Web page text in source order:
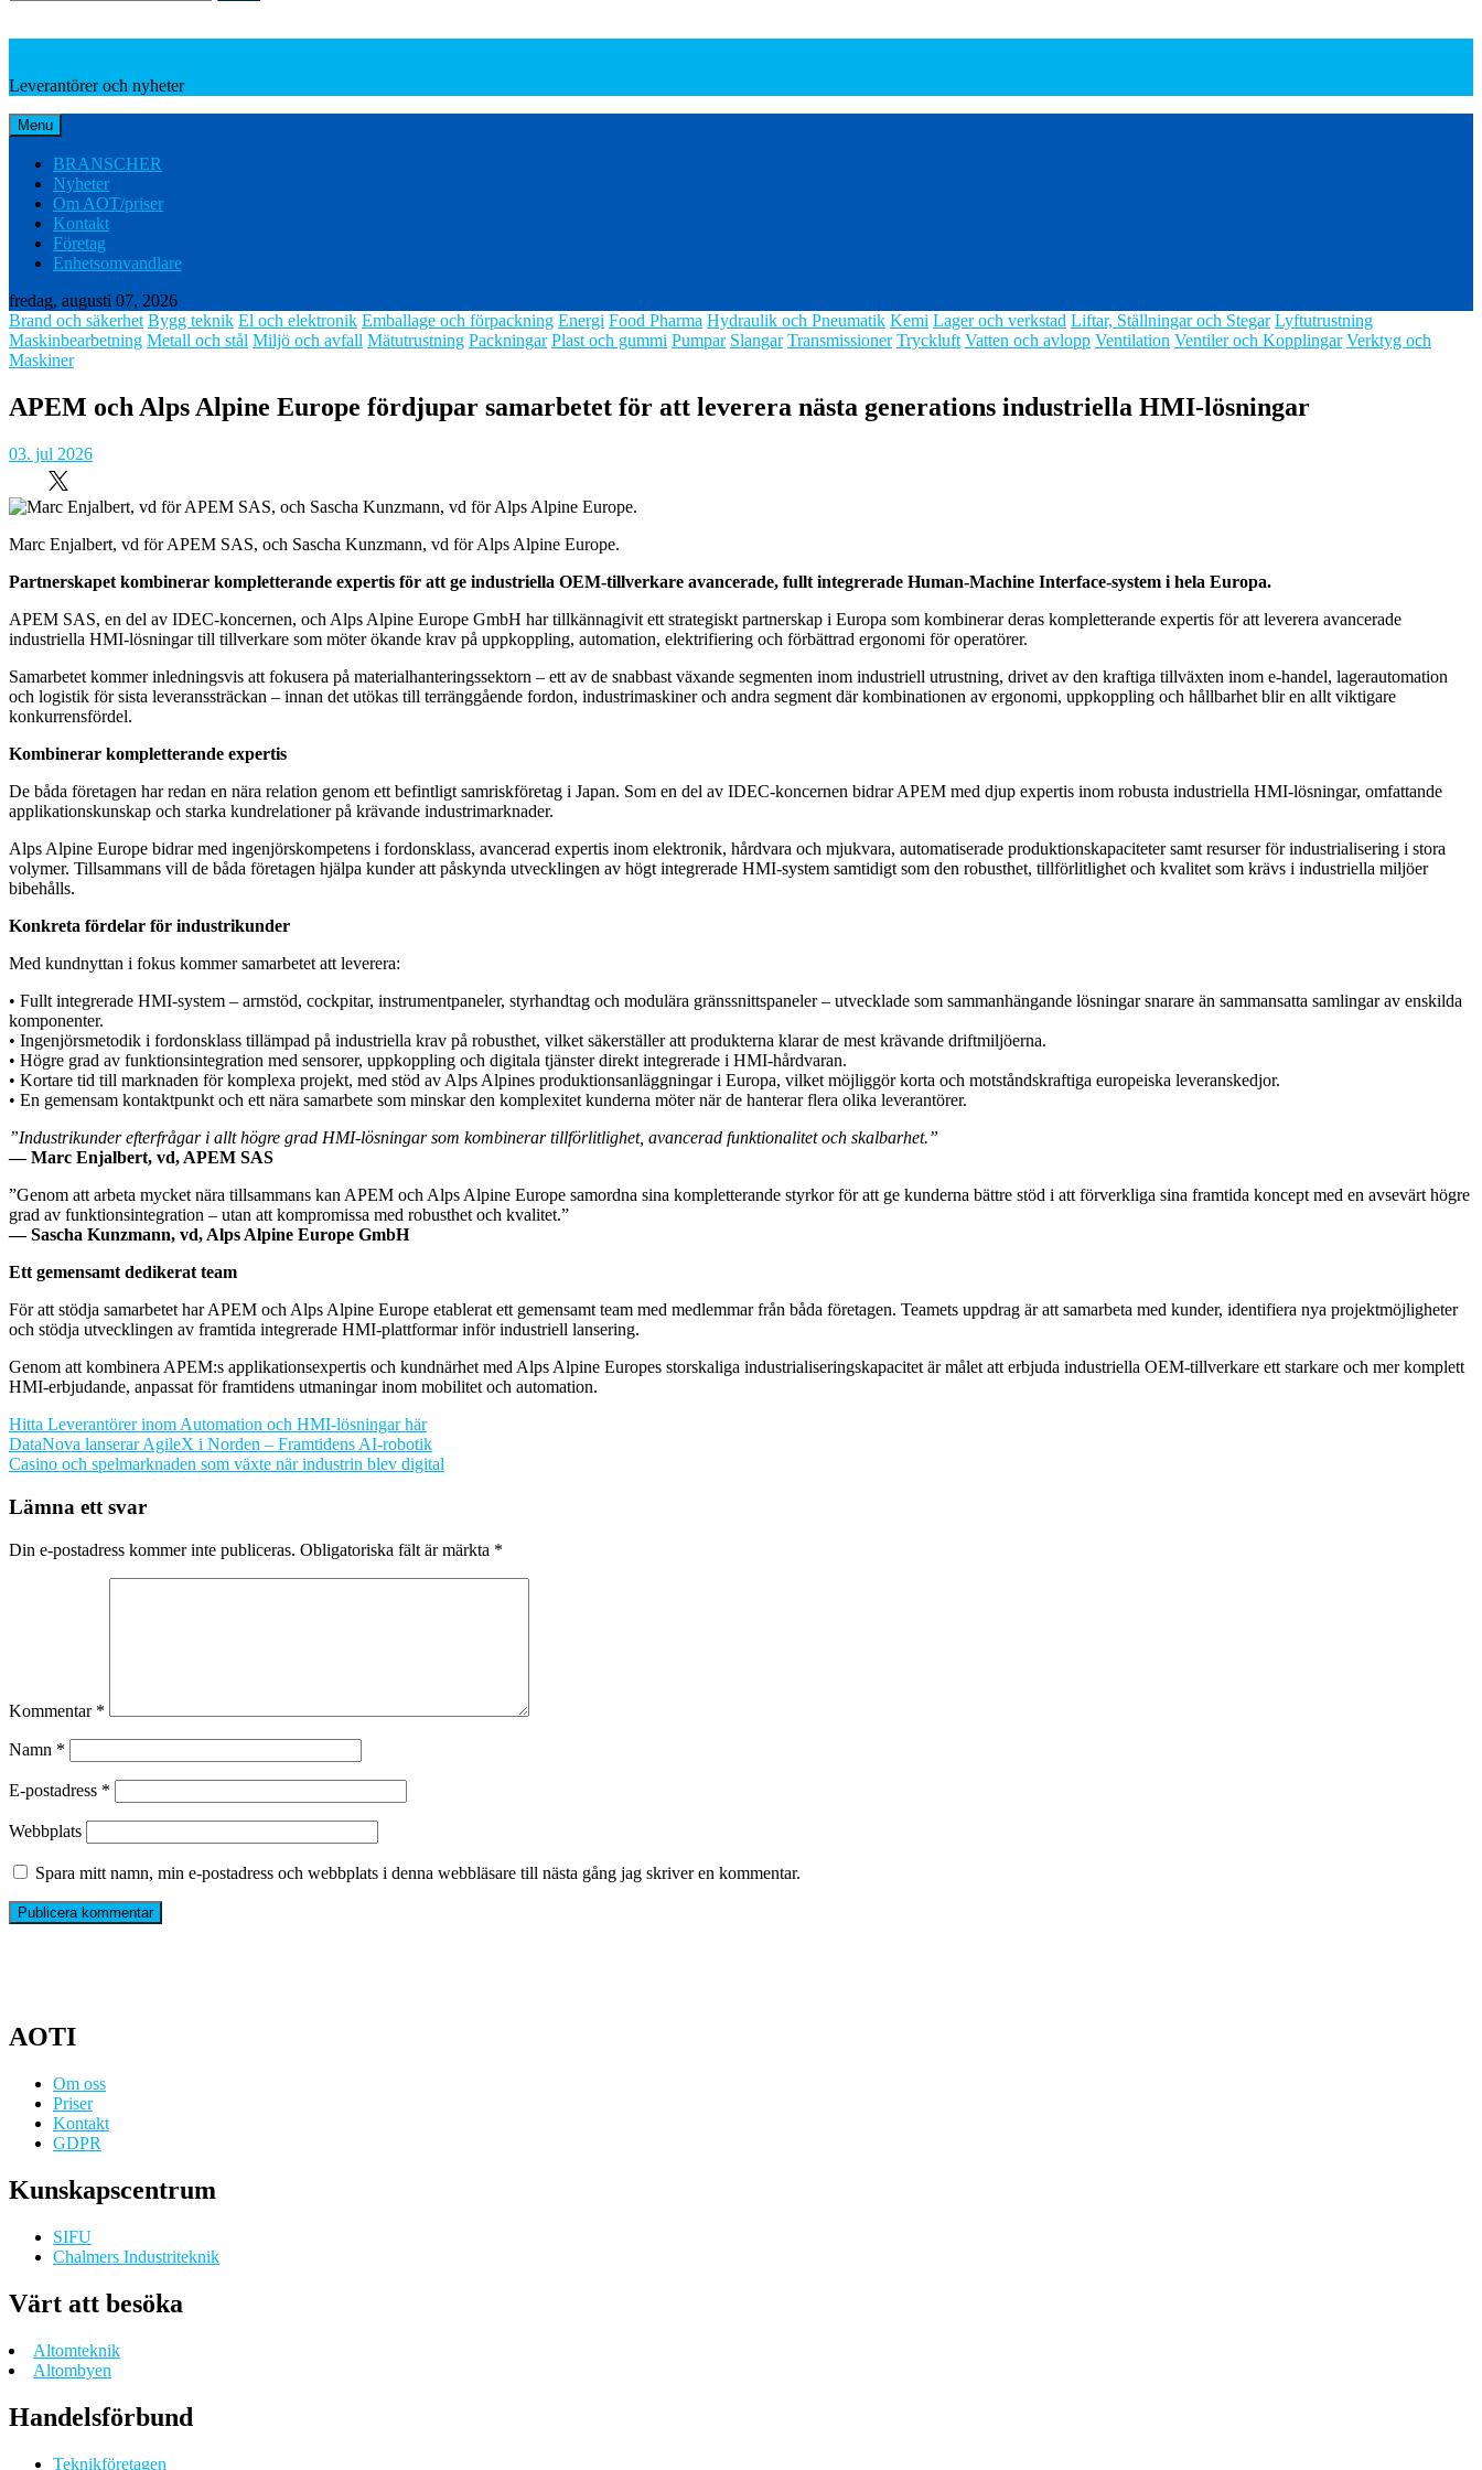
Leverantörer och nyheter
Menu
BRANSCHER
Nyheter
Om AOT/priser
Kontakt
Företag
Enhetsomvandlare
fredag, augusti 07, 2026
Brand och säkerhet Bygg teknik El och elektronik Emballage och förpackning Energi Food Pharma Hydraulik och Pneumatik Kemi Lager och verkstad Liftar, Ställningar och Stegar Lyftutrustning
Maskinbearbetning Metall och stål Miljö och avfall Mätutrustning Packningar Plast och gummi Pumpar Slangar Transmissioner Tryckluft Vatten och avlopp Ventilation Ventiler och Kopplingar Verktyg och
Maskiner
APEM och Alps Alpine Europe fördjupar samarbetet för att leverera nästa generations industriella HMI-lösningar
03. jul 2026
Marc Enjalbert, vd för APEM SAS, och Sascha Kunzmann, vd för Alps Alpine Europe.
Partnerskapet kombinerar kompletterande expertis för att ge industriella OEM-tillverkare avancerade, fullt integrerade Human-Machine Interface-system i hela Europa.
APEM SAS, en del av IDEC-koncernen, och Alps Alpine Europe GmbH har tillkännagivit ett strategiskt partnerskap i Europa som kombinerar deras kompletterande expertis för att leverera avancerade
industriella HMI-lösningar till tillverkare som möter ökande krav på uppkoppling, automation, elektrifiering och förbättrad ergonomi för operatörer.
Samarbetet kommer inledningsvis att fokusera på materialhanteringssektorn – ett av de snabbast växande segmenten inom industriell utrustning, drivet av den kraftiga tillväxten inom e-handel, lagerautomation
och logistik för sista leveranssträckan – innan det utökas till terränggående fordon, industrimaskiner och andra segment där kombinationen av ergonomi, uppkoppling och hållbarhet blir en allt viktigare
konkurrensfördel.
Kombinerar kompletterande expertis
De båda företagen har redan en nära relation genom ett befintligt samriskföretag i Japan. Som en del av IDEC-koncernen bidrar APEM med djup expertis inom robusta industriella HMI-lösningar, omfattande
applikationskunskap och starka kundrelationer på krävande industrimarknader.
Alps Alpine Europe bidrar med ingenjörskompetens i fordonsklass, avancerad expertis inom elektronik, hårdvara och mjukvara, automatiserade produktionskapaciteter samt resurser för industrialisering i stora
volymer. Tillsammans vill de båda företagen hjälpa kunder att påskynda utvecklingen av högt integrerade HMI-system samtidigt som den robusthet, tillförlitlighet och kvalitet som krävs i industriella miljöer
bibehålls.
Konkreta fördelar för industrikunder
Med kundnyttan i fokus kommer samarbetet att leverera:
• Fullt integrerade HMI-system – armstöd, cockpitar, instrumentpaneler, styrhandtag och modulära gränssnittspaneler – utvecklade som sammanhängande lösningar snarare än sammansatta samlingar av enskilda
komponenter.
• Ingenjörsmetodik i fordonsklass tillämpad på industriella krav på robusthet, vilket säkerställer att produkterna klarar de mest krävande driftmiljöerna.
• Högre grad av funktionsintegration med sensorer, uppkoppling och digitala tjänster direkt integrerade i HMI-hårdvaran.
• Kortare tid till marknaden för komplexa projekt, med stöd av Alps Alpines produktionsanläggningar i Europa, vilket möjliggör korta och motståndskraftiga europeiska leveranskedjor.
• En gemensam kontaktpunkt och ett nära samarbete som minskar den komplexitet kunderna möter när de hanterar flera olika leverantörer.
”Industrikunder efterfrågar i allt högre grad HMI-lösningar som kombinerar tillförlitlighet, avancerad funktionalitet och skalbarhet.”
— Marc Enjalbert, vd, APEM SAS
”Genom att arbeta mycket nära tillsammans kan APEM och Alps Alpine Europe samordna sina kompletterande styrkor för att ge kunderna bättre stöd i att förverkliga sina framtida koncept med en avsevärt högre
grad av funktionsintegration – utan att kompromissa med robusthet och kvalitet.”
— Sascha Kunzmann, vd, Alps Alpine Europe GmbH
Ett gemensamt dedikerat team
För att stödja samarbetet har APEM och Alps Alpine Europe etablerat ett gemensamt team med medlemmar från båda företagen. Teamets uppdrag är att samarbeta med kunder, identifiera nya projektmöjligheter
och stödja utvecklingen av framtida integrerade HMI-plattformar inför industriell lansering.
Genom att kombinera APEM:s applikationsexpertis och kundnärhet med Alps Alpine Europes storskaliga industrialiseringskapacitet är målet att erbjuda industriella OEM-tillverkare ett starkare och mer komplett
HMI-erbjudande, anpassat för framtidens utmaningar inom mobilitet och automation.
Hitta Leverantörer inom Automation och HMI-lösningar här
Inläggsnavigering
DataNova lanserar AgileX i Norden – Framtidens AI-robotik
Casino och spelmarknaden som växte när industrin blev digital
Lämna ett svar
Din e-postadress kommer inte publiceras. Obligatoriska fält är märkta *
Kommentar *
Namn *
E-postadress *
Webbplats
Spara mitt namn, min e-postadress och webbplats i denna webbläsare till nästa gång jag skriver en kommentar.
AOTI
Om oss
Priser
Kontakt
GDPR
Kunskapscentrum
SIFU
Chalmers Industriteknik
Värt att besöka
Altomteknik
Altombyen
Handelsförbund
Teknikföretagen